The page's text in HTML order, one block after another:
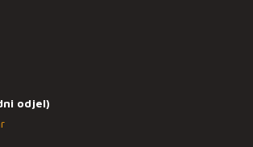
odjel)